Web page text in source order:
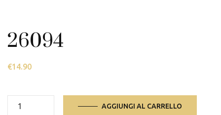
26094
€14.90
26094
AGGIUNGI AL CARRELLO